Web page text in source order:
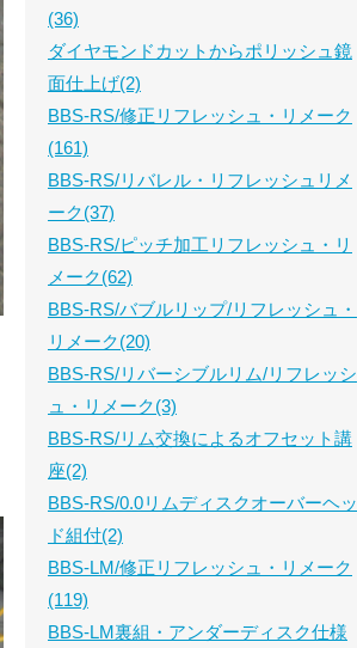
(36)
ダイヤモンドカットからポリッシュ鏡
面仕上げ(2)
BBS-RS/修正リフレッシュ・リメーク
(161)
BBS-RS/リバレル・リフレッシュリメ
ーク(37)
BBS-RS/ピッチ加工リフレッシュ・リ
メーク(62)
BBS-RS/バブルリップ/リフレッシュ・
リメーク(20)
BBS-RS/リバーシブルリム/リフレッシ
ュ・リメーク(3)
BBS-RS/リム交換によるオフセット講
座(2)
BBS-RS/0.0リムディスクオーバーヘッ
ド組付(2)
BBS-LM/修正リフレッシュ・リメーク
(119)
BBS-LM裏組・アンダーディスク仕様